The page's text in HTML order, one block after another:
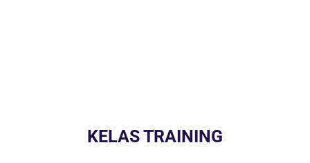
KELAS TRAINING